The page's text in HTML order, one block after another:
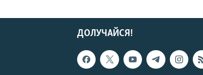
ДОЛУЧАЙСЯ!